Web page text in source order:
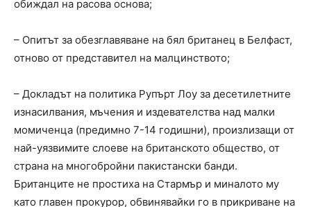
обиждал на расова основа;
– Опитът за обезглавяване на бял британец в Белфаст,
отново от представител на малцинството;
– Докладът на политика Рупърт Лоу за десетилетните
изнасилвания, мъчения и издевателства над малки
момиченца (предимно 7-14 годишни), произлизащи от
най-уязвимите слоеве на британското общество, от
страна на многобройни пакистански банди.
Британците не простиха на Стармър и миналото му
като главен прокурор, обвинявайки го в прикриване на